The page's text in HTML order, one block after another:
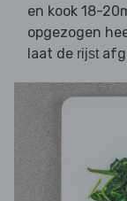
en kook 18-
opgezogen
laat de rijst